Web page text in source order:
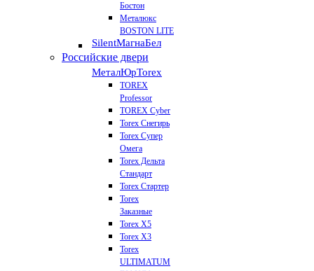
Бостон
Металюкс
BOSTON LITE
SilentМагнаБел
Российские двери
МеталЮрTorex
TOREX
Professor
TOREX Cyber
Torex Снегирь
Torex Супер
Омега
Torex Дельта
Стандарт
Torex Стартер
Torex
Заказные
Torex Х5
Torex Х3
Torex
ULTIMATUM